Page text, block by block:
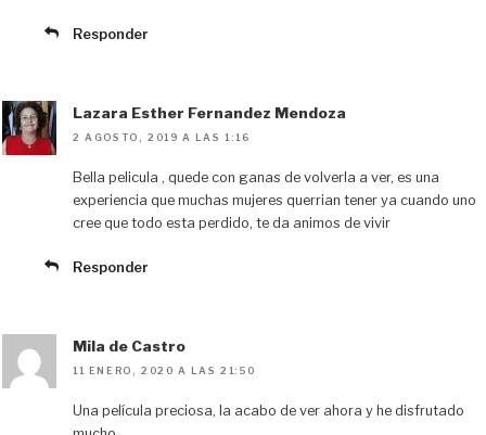
Responder
Lazara Esther Fernandez Mendoza
2 AGOSTO, 2019 A LAS 1:16
Bella pelicula , quede con ganas de volverla a ver, es una
experiencia que muchas mujeres querrian tener ya cuando uno
cree que todo esta perdido, te da animos de vivir
Responder
Mila de Castro
11 ENERO, 2020 A LAS 21:50
Una película preciosa, la acabo de ver ahora y he disfrutado